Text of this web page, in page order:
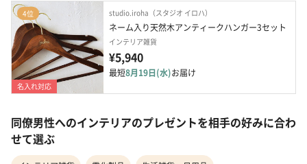
4位
名入れ対応
studio.iroha（スタジオ イロハ）
ネーム入り天然木アンティークハンガー3セット
インテリア雑貨
¥5,940
最短8月19日(水)お届け
同僚男性へのインテリアのプレゼントを相手の好みに合わ
せて選ぶ